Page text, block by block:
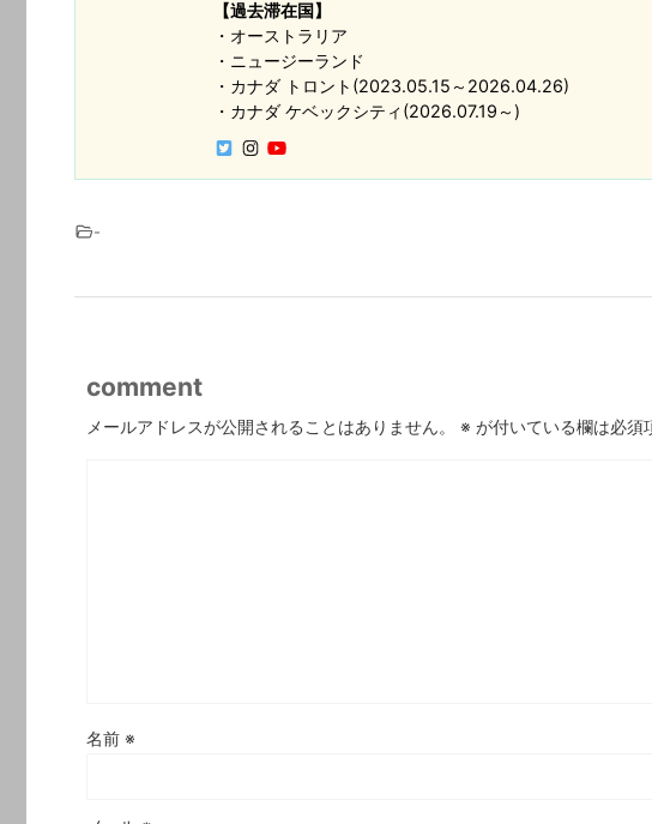
【過去滞在国】
・オーストラリア
・ニュージーランド
・カナダ トロント(2023.05.15～2026.04.26)
・カナダ ケベックシティ(2026.07.19～)
-
comment
メールアドレスが公開されることはありません。 ※ が付いている欄は必須
名前 ※